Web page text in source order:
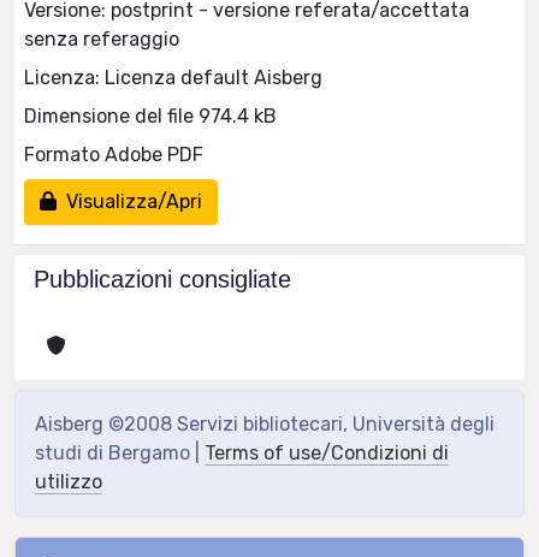
Versione: postprint - versione referata/accettata
senza referaggio
Licenza: Licenza default Aisberg
Dimensione del file 974.4 kB
Formato Adobe PDF
Visualizza/Apri
Pubblicazioni consigliate
Aisberg ©2008 Servizi bibliotecari, Università degli
studi di Bergamo | Terms of use/Condizioni di
utilizzo